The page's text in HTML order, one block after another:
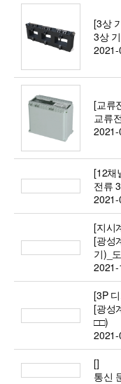
[3상
3상
[교류
교류
[12채
전류
[지시
[광성
기)_
[3P
[광성
□□)
[]
통신